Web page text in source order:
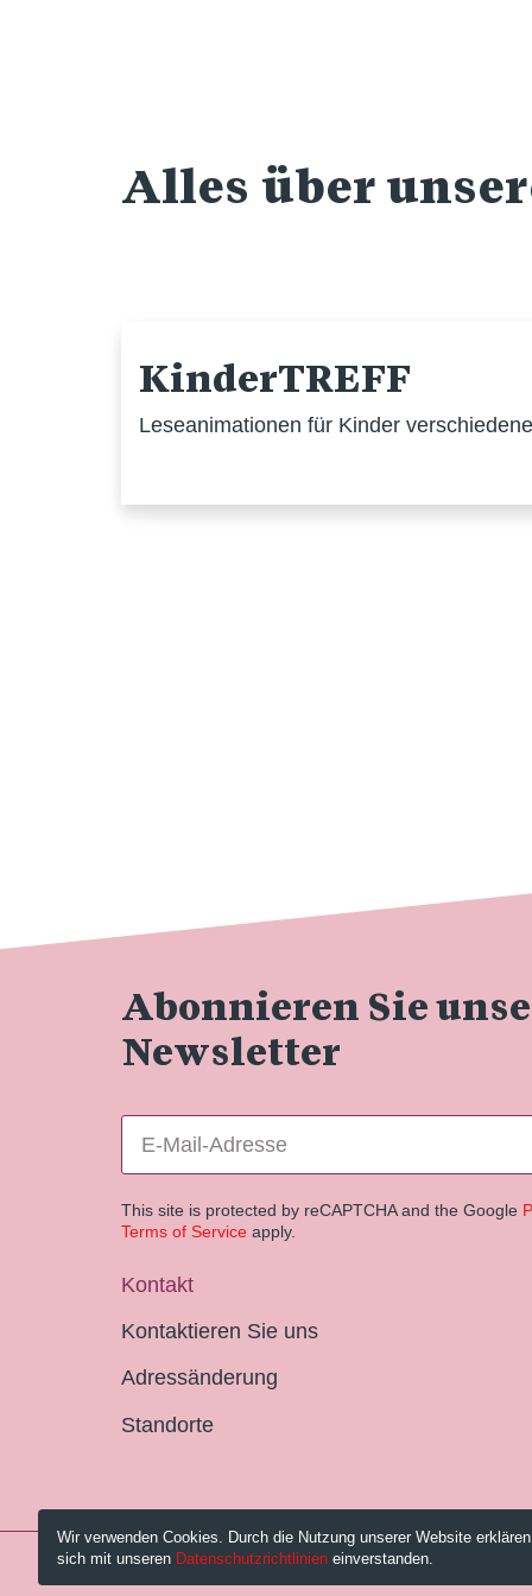
Alles über
KinderTREFF
Leseanimationen für Kinder
Abonnieren Sie
Newsletter
This site is protected by reCAPTCHA and the Google
Terms of Service apply.
Kontakt
Kontaktieren Sie uns
Adressänderung
Standorte
© 2026 Pestalozzi-Bibliothek Zürich. Impressum
Wir verwenden Cookies. Durch die Nutzung unserer Website
sich mit unseren Datenschutzrichtlinien einverstanden.